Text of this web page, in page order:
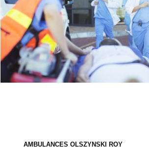
AMBULANCES OLSZYNSKI ROY